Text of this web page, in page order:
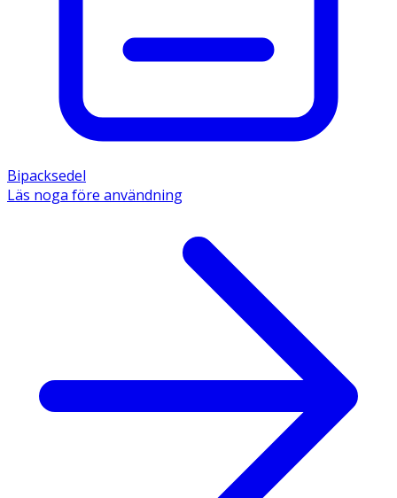
Bipacksedel
Läs noga före användning